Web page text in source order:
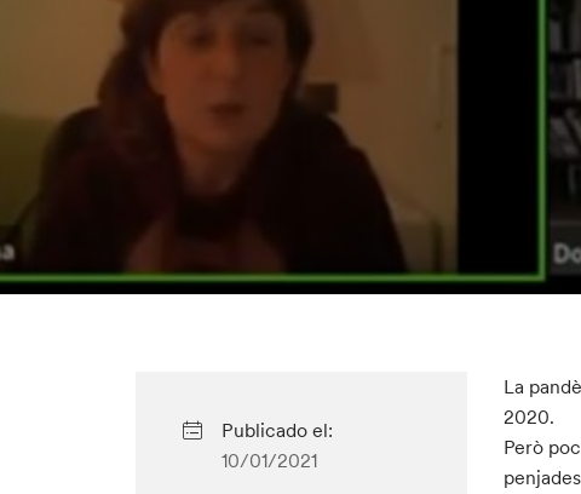
Publicado el:
10/01/2021
La
2020.
Però